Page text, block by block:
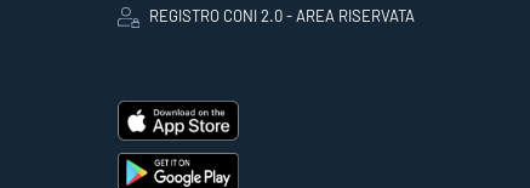
REGISTRO CONI 2.0 - AREA RISERVATA